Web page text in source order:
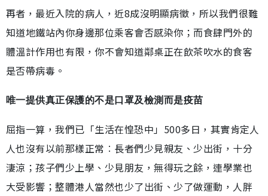
再者，最近入院的病人，近8成沒明顯病徵，所以我們很難
知道地鐵站內你身邊那位乘客會否感染你；而食肆門外的
體溫計作用也有限，你不會知道鄰桌正在飲茶吹水的食客
是否帶病毒。
唯一提供真正保護的不是口罩及檢測而是疫苗
屈指一算，我們已「生活在惶恐中」500多日，其實肯定人
人也沒有以前那樣正常︰長者們少見親友、少出街，十分
淒涼；孩子們少上學、少見朋友，無得玩之餘，連學業也
大受影響；整體港人當然也少了出街、少了做運動，人胖